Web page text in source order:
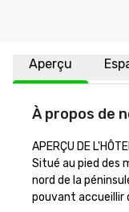
Aperçu
À propos de
APERÇU DE
Situé au pied des
nord de la
pouvant accueillir